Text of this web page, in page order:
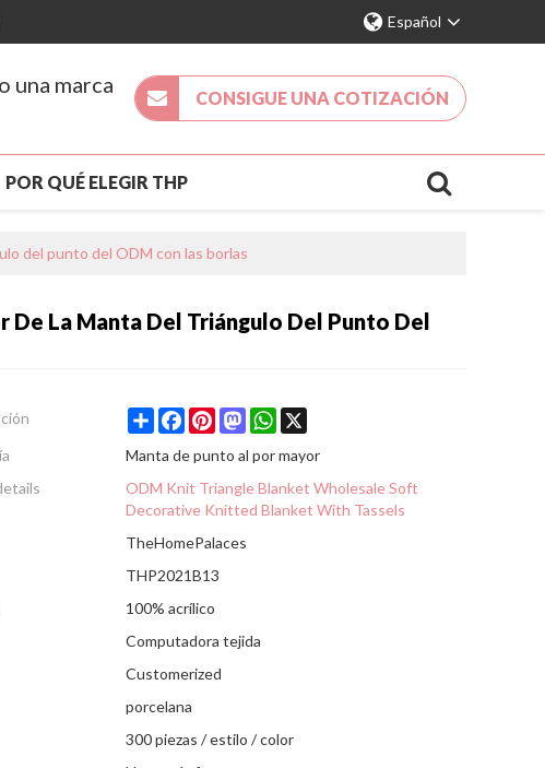
Español
una marca
CONSIGUE UNA COTIZACIÓN
POR QUÉ ELEGIR THP
del punto del ODM con las borlas
La Manta Del Triángulo Del Punto Del
ShareFacebookPinterestMastodonWhatsApp
Manta de punto al por mayor
ODM Knit Triangle Blanket Wholesale Soft
Decorative Knitted Blanket With Tassels
TheHomePalaces
THP2021B13
100% acrílico
Computadora tejida
Customerized
porcelana
300 piezas / estilo / color